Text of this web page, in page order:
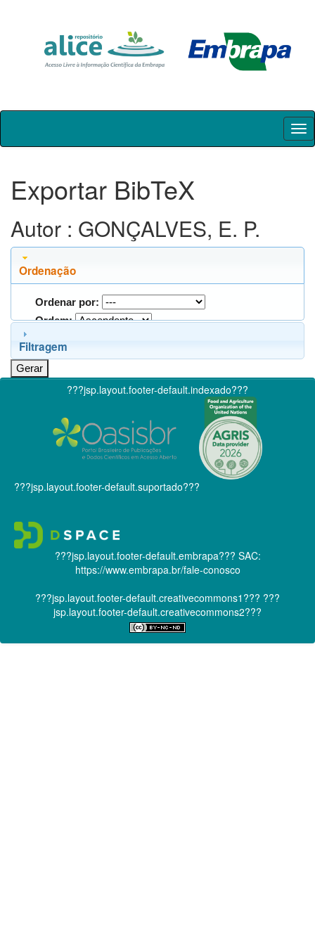
Skip
Exportar BibTeX
Autor : GONÇALVES, E. P.
Ordenação
Ordenar por:
Ordem:
Filtragem
???jsp.layout.footer-default.indexado???
???jsp.layout.footer-default.suportado???
???jsp.layout.footer-default.embrapa??? SAC:
https://www.embrapa.br/fale-conosco
???jsp.layout.footer-default.creativecommons1??? ???
jsp.layout.footer-default.creativecommons2???